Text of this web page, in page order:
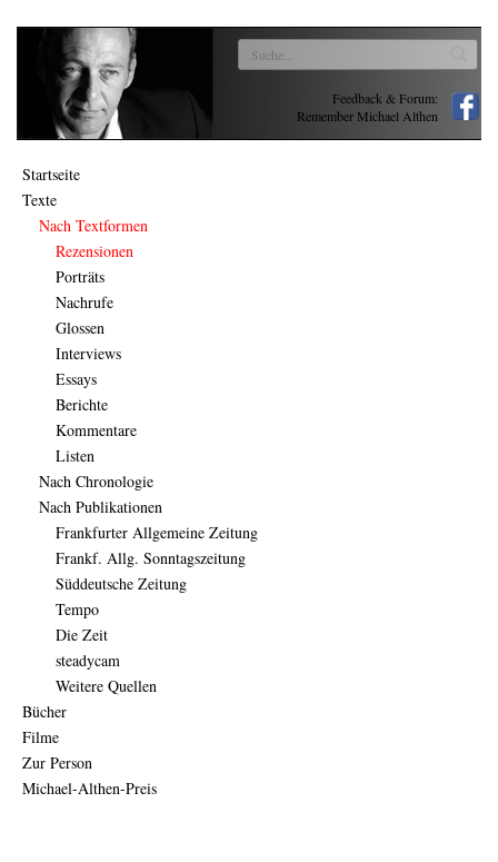
Feedback & Forum:
Remember Michael Althen
Startseite
Texte
Nach Textformen
Rezensionen
Porträts
Nachrufe
Glossen
Interviews
Essays
Berichte
Kommentare
Listen
Nach Chronologie
Nach Publikationen
Frankfurter Allgemeine Zeitung
Frankf. Allg. Sonntagszeitung
Süddeutsche Zeitung
Tempo
Die Zeit
steadycam
Weitere Quellen
Bücher
Filme
Zur Person
Michael-Althen-Preis